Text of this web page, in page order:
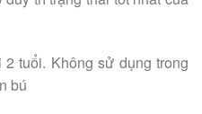
tuổi. Không sử dụng trong
bú